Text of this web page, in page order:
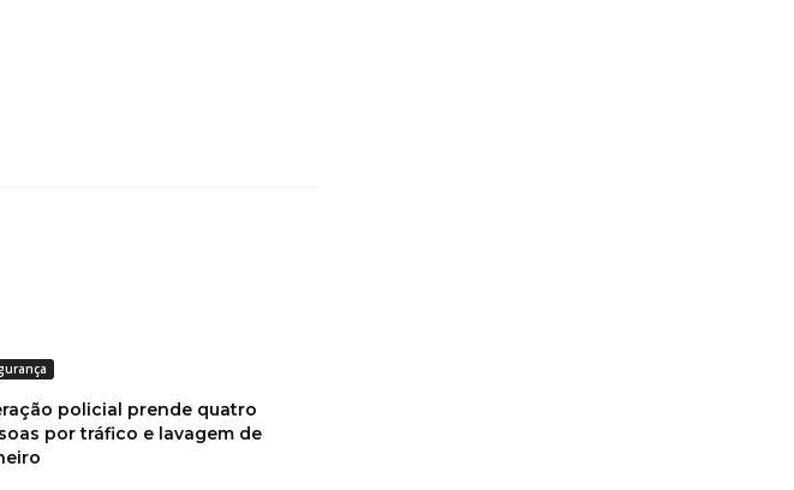
policial prende quatro
por tráfico e lavagem de